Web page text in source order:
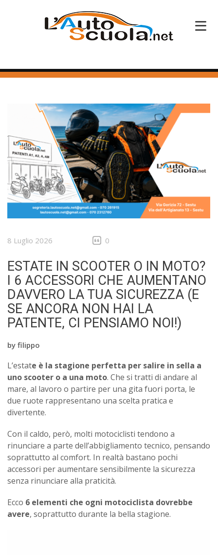
HOME
CORSI PATENTE
CORSI PROFESSIONALI
PERCHÉ SCEGLIERCI
BLOG
CONTATTI
8 Luglio 2026 0
ESTATE IN SCOOTER O IN MOTO?
I 6 ACCESSORI CHE AUMENTANO
DAVVERO LA TUA SICUREZZA (E
SE ANCORA NON HAI LA
PATENTE, CI PENSIAMO NOI!)
by filippo
L’estate è la stagione perfetta per salire in sella a
uno scooter o a una moto. Che si tratti di andare al
mare, al lavoro o partire per una gita fuori porta, le
due ruote rappresentano una scelta pratica e
divertente.
Con il caldo, però, molti motociclisti tendono a
rinunciare a parte dell’abbigliamento tecnico, pensando
soprattutto al comfort. In realtà bastano pochi
accessori per aumentare sensibilmente la sicurezza
senza rinunciare alla praticità.
Ecco 6 elementi che ogni motociclista dovrebbe
avere, soprattutto durante la bella stagione.